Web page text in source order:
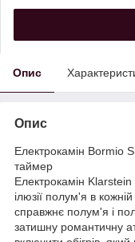
Опис
Опис
Електрокамін Bormio
таймер
Електрокамін
ілюзії полум'я в
справжнє полум'я і
затишну романтичну